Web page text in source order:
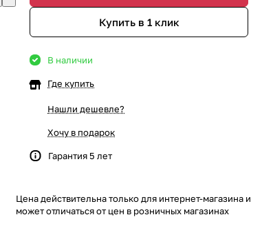
Купить в 1 клик
В наличии
Где купить
Нашли дешевле?
Хочу в подарок
Гарантия 5 лет
Цена действительна только для интернет-магазина и
может отличаться от цен в розничных магазинах